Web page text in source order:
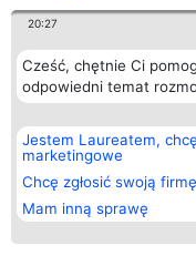
20:27
Cześć, chętnie Ci
odpowiedni temat
Jestem Laureatem,
marketingowe
Chcę zgłosić swoją
Mam inną sprawę
Organizator plebiscytu
Bright Side Solutions sp. z o.
o. sp. k.
ul. Ruska 22
Wrocław 50-079
KRS 0000749100 | Regon
381313360 | NIP 8943132676